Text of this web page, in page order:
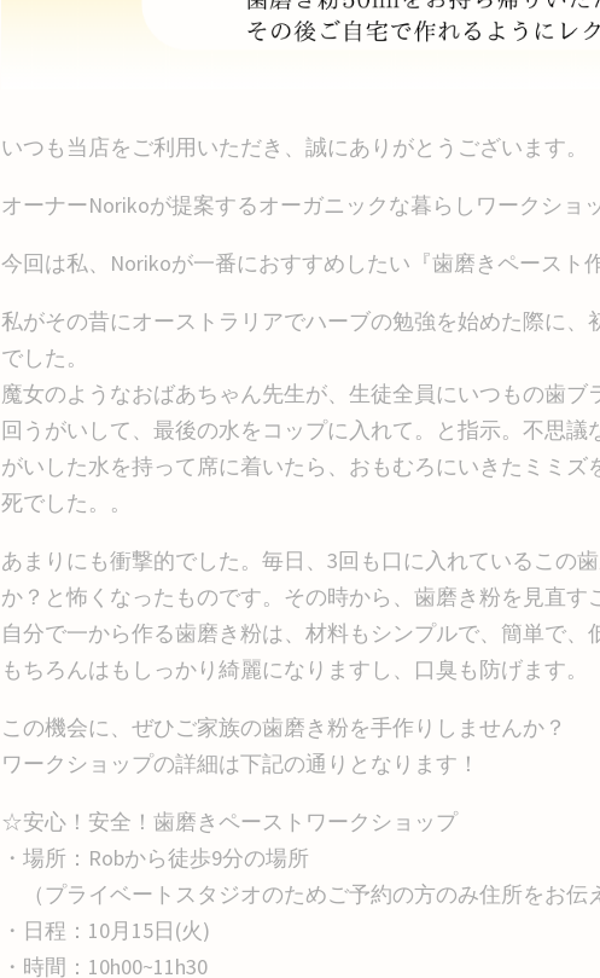
いつも当店をご利用いただき、誠にありがとうございます。
オーナーNorikoが提案するオーガニックな暮らしワークショ
今回は私、Norikoが一番におすすめしたい『歯磨きペースト
私がその昔にオーストラリアでハーブの勉強を始めた際に、
でした。
魔女のようなおばあちゃん先生が、生徒全員にいつもの歯
回うがいして、最後の水をコップに入れて。と指示。不思議
がいした水を持って席に着いたら、おもむろにいきたミミ
死でした。。
あまりにも衝撃的でした。毎日、3回も口に入れているこの
か？と怖くなったものです。その時から、歯磨き粉を見直
自分で一から作る歯磨き粉は、材料もシンプルで、簡単で、
もちろんはもしっかり綺麗になりますし、口臭も防げます。
この機会に、ぜひご家族の歯磨き粉を手作りしませんか？
ワークショップの詳細は下記の通りとなります！
☆安心！安全！歯磨きペーストワークショップ
・場所：Robから徒歩9分の場所
（プライベートスタジオのためご予約の方のみ住所をお伝
・日程：10月15日(火)
・時間：10h00~11h30